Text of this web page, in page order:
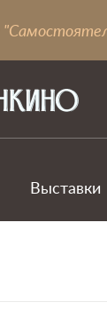
Выставки